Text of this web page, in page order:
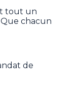
tout un
chacun
de